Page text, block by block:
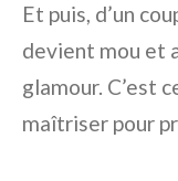
Et puis, d’un
devient mou et
glamour. C’est
maîtriser pour